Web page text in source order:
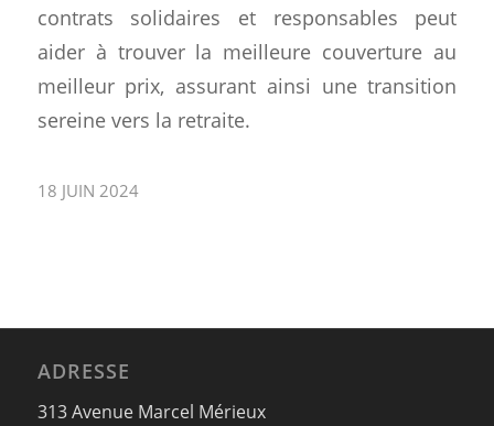
contrats solidaires et responsables peut
aider à trouver la meilleure couverture au
meilleur prix, assurant ainsi une transition
sereine vers la retraite.
18 JUIN 2024
ADRESSE
313 Avenue Marcel Mérieux